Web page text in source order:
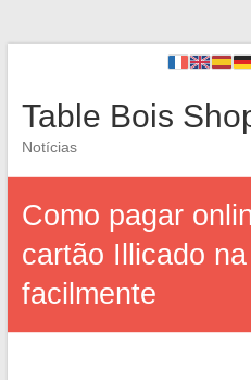
Table Bois
Notícias
Como pagar
cartão Illicado
facilmente